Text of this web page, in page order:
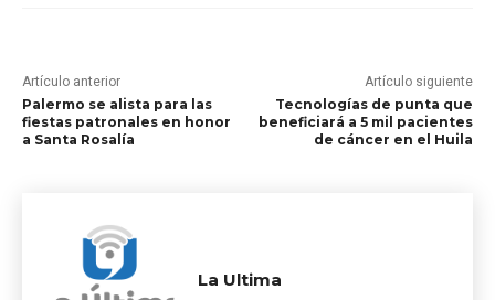
Artículo anterior
Palermo se alista para las
fiestas patronales en honor
a Santa Rosalía
Artículo siguiente
Tecnologías de punta que
beneficiará a 5 mil pacientes
de cáncer en el Huila
La Ultima